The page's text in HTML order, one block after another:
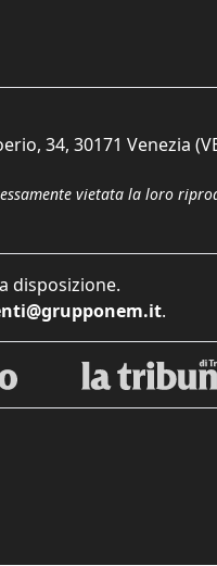
34, 30171 Venezia
vietata la loro
disposizione.
.